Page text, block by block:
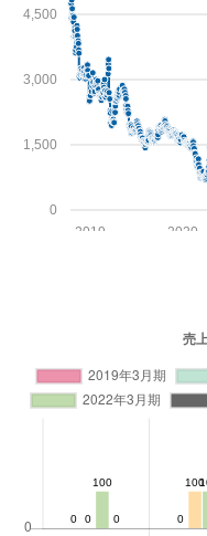
0
1,500
3,000
4,500
2020
2019